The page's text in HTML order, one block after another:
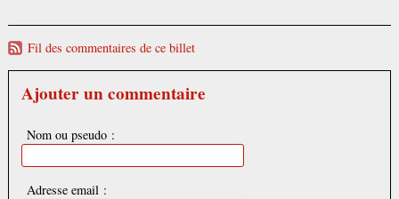
Fil des commentaires de ce billet
Ajouter un commentaire
Nom ou pseudo :
Adresse email :